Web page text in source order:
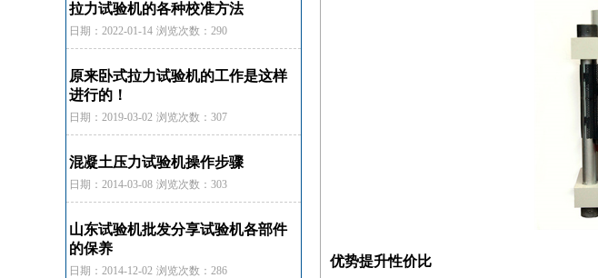
拉力试验机的各种校准方法
日期：2022-01-14 浏览次数：290
原来卧式拉力试验机的工作是这样
进行的！
日期：2019-03-02 浏览次数：307
混凝土压力试验机操作步骤
日期：2014-03-08 浏览次数：303
山东试验机批发分享试验机各部件
的保养
日期：2014-12-02 浏览次数：286
优势提升性价比